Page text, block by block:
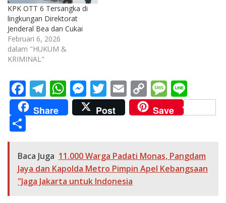
KPK OTT 6 Tersangka di
lingkungan Direktorat
Jenderal Bea dan Cukai
Februari 6, 2026
dalam "HUKUM &
KRIMINAL"
F
ac
e
o
o
k
T
el
e
a
m
W
h
at
A
p
p
M
e
ss
n
g
er
T
w
itt
E
m
ai
C
o
p
Li
n
M
e
ss
g
e
n
e
Share Post Save
ar
e
Baca Juga 11.000 Warga Padati Monas, Pangdam
Jaya dan Kapolda Metro Pimpin Apel Kebangsaan
"Jaga Jakarta untuk Indonesia